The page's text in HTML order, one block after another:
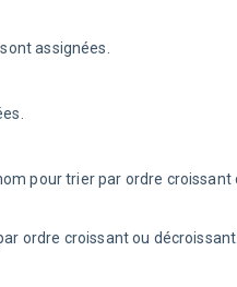
assignées.
pour trier par ordre croissant
ordre croissant ou décroissant.